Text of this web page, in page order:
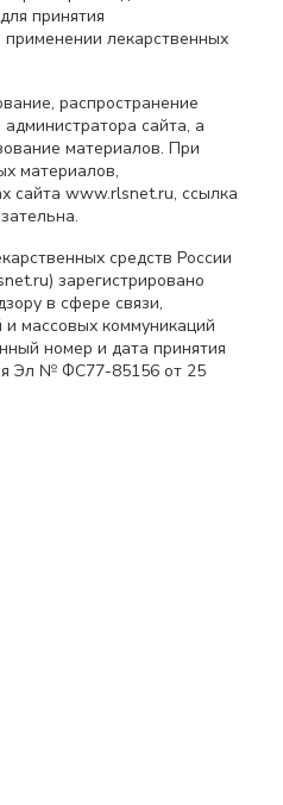
принятия
лекарственных
распространение
сайта, а
материалов. При
материалов,
сайта www.rlsnet.ru, ссылка
средств России
зарегистрировано
в сфере связи,
массовых коммуникаций
номер и дата принятия
Эл № ФС77-85156 от 25